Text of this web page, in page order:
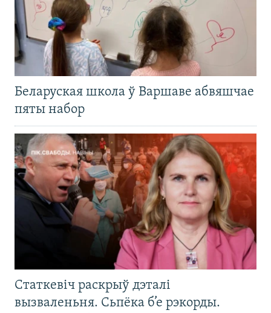
Беларуская школа ў Варшаве абвяшчае
пяты набор
Статкевіч раскрыў дэталі
вызваленьня. Сьпёка б’е рэкорды.